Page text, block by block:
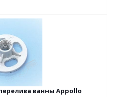
ванны Appollo